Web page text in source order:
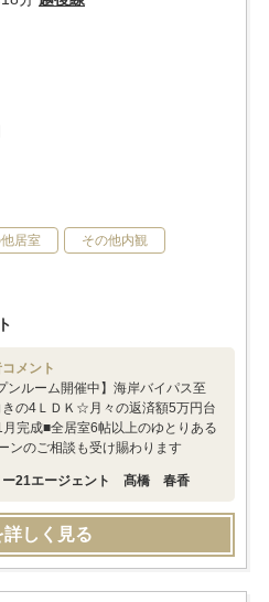
居室 その他内観
メント
ンルーム開催中】海岸バイパス至
の4ＬＤＫ☆月々の返済額5万円台
完成■全居室6帖以上のゆとりある
ンのご相談も受け賜わります
ー21エージェント 髙橋 春香
詳しく見る